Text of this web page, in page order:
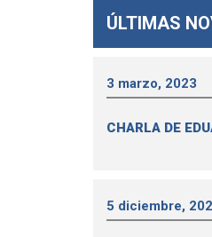
ÚLTIMAS
3 marzo, 2023
CHARLA DE
5 diciembre,